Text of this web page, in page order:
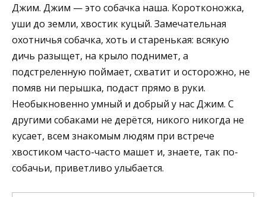
Джим. Джим — это собачка наша. Коротконожка,
уши до земли, хвостик куцый. Замечательная
охотничья собачка, хоть и старенькая: всякую
дичь разыщет, на крыло поднимет, а
подстреленную поймает, схватит и осторожно, не
помяв ни перышка, подаст прямо в руки.
Необыкновенно умный и добрый у нас Джим. С
другими собаками не дерётся, никого никогда не
кусает, всем знакомым людям при встрече
хвостиком часто-часто машет и, знаете, так по-
собачьи, приветливо улыбается.